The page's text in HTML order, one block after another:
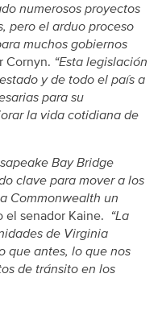
numerosos proyectos
pero el arduo proceso
muchos gobiernos
Cornyn. “Esta legislación
y de todo el país a
para su
la vida cotidiana de
Bay Bridge
clave para mover a los
Commonwealth un
el senador Kaine. “La
de Virginia
que antes, lo que nos
de tránsito en los